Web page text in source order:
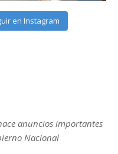
en Instagram
anuncios importantes
Nacional